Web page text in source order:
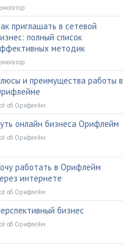
приглашать в сетевой
полный список
методик
и преимущества работы в
об Орифлейм
онлайн бизнеса Орифлейм
об Орифлейм
работать в Орифлейм
интернете
об Орифлейм
бизнес
об Орифлейм